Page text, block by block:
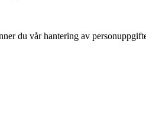
du vår hantering av